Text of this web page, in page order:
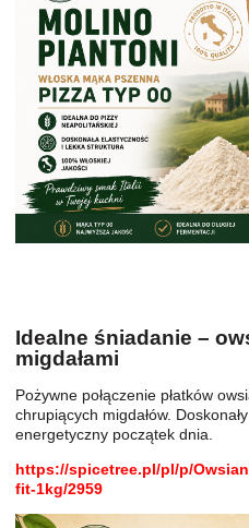
Idealne śniadanie –
migdałami
Pożywne połączenie płatków
chrupiących migdałów.
energetyczny początek dnia.
https://spicetree.pl/pl/p/
fit-1kg/2959